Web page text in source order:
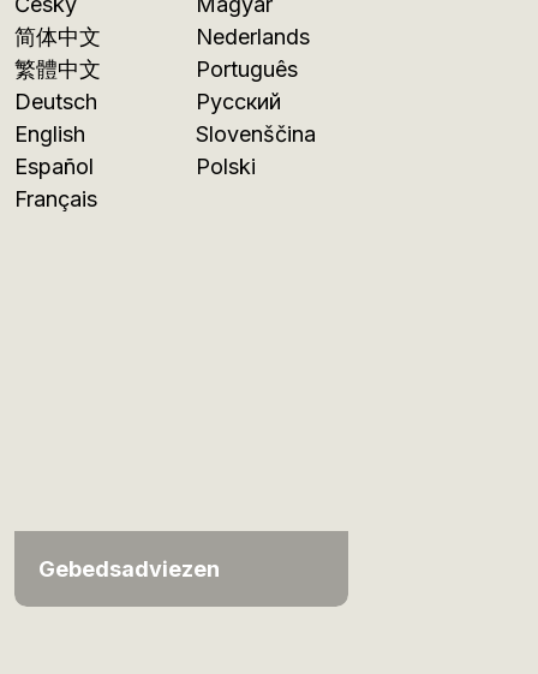
简体中文
繁體中文
Deutsch
English
Español
Français
Nederlands
Português
Русский
Slovenščina
Polski
Gebedsadviezen